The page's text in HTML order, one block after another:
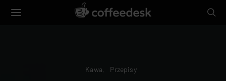
Kawa Przepisy